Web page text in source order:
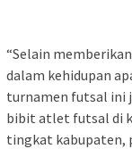
“Selain
dalam kehidupan
turnamen futsal ini
bibit atlet futsal di
tingkat kabupaten,